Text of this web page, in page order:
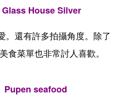
Glass House Silver
。還有許多拍攝角度。除了
食菜單也非常討人喜歡。
Pupen seafood